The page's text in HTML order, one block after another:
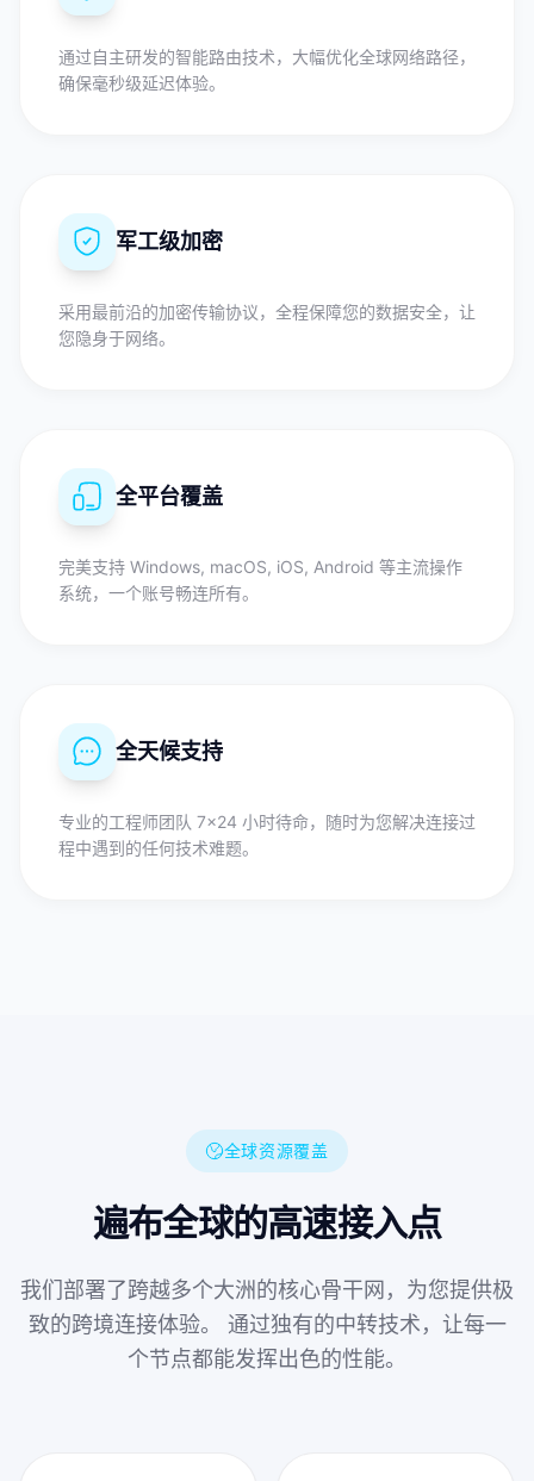
通过自主研发的智能路由技术，大幅优化全球网络路径，
确保毫秒级延迟体验。
军工级加密
采用最前沿的加密传输协议，全程保障您的数据安全，让
您隐身于网络。
全平台覆盖
完美支持 Windows, macOS, iOS, Android 等主流操作
系统，一个账号畅连所有。
全天候支持
专业的工程师团队 7×24 小时待命，随时为您解决连接过
程中遇到的任何技术难题。
全球资源覆盖
遍布全球的高速接入点
我们部署了跨越多个大洲的核心骨干网，为您提供极
致的跨境连接体验。
通过独有的中转技术，让每一
个节点都能发挥出色的性能。